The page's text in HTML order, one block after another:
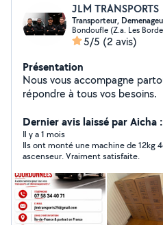
JLM TRANSPORTS
Transporteur,
Bondoufle (Z.a. Les
5/5 (2 avis)
Présentation
Nous vous accompagne
répondre à tous vos besoins.
Dernier avis laissé par Aicha
Il y a 1 mois
Ils ont monté une machine de 12kg
ascenseur. Vraiment satisfaite.